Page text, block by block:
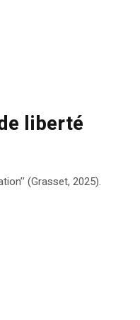
liberté
(Grasset, 2025).